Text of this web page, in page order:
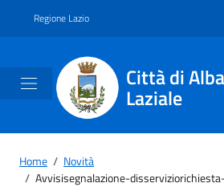
Regione Lazio
Città di
Laziale
Home / Novità
/ Avvisisegnalazione-